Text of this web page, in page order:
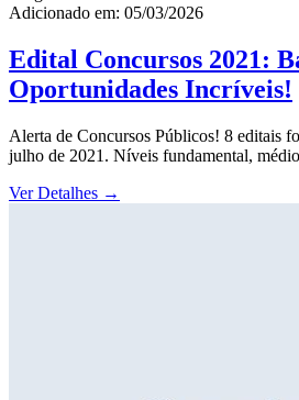
Adicionado em: 05/03/2026
Edital Concursos 2021:
Oportunidades Incríveis!
Alerta de Concursos Públicos! 8 editais
julho de 2021. Níveis fundamental,
Ver Detalhes →